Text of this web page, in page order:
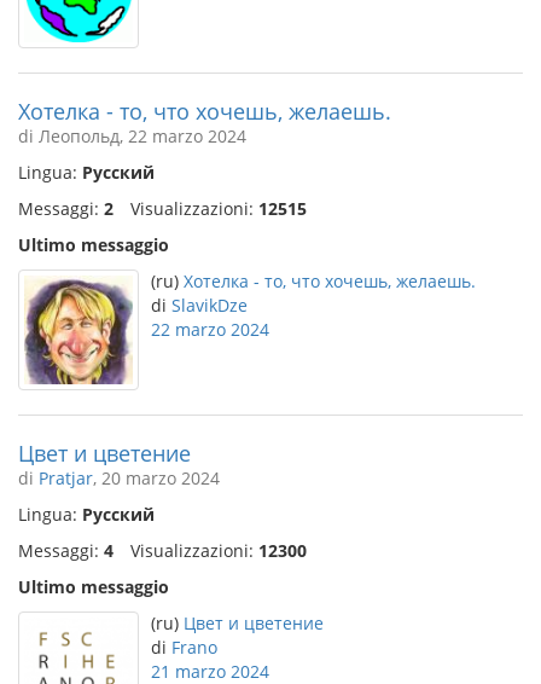
Хотелка - то, что хочешь, желаешь.
di Леопольд, 22 marzo 2024
Lingua: Русский
Messaggi: 2 Visualizzazioni: 12515
Ultimo messaggio
(ru) Хотелка - то, что хочешь, желаешь.
di SlavikDze
22 marzo 2024
Цвет и цветение
di Pratjar, 20 marzo 2024
Lingua: Русский
Messaggi: 4 Visualizzazioni: 12300
Ultimo messaggio
(ru) Цвет и цветение
di Frano
21 marzo 2024